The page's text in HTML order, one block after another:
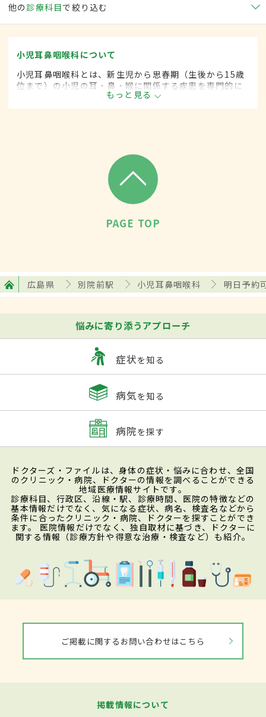
他の 診療科目で絞り込む
小児耳鼻咽喉科について
小児耳鼻咽喉科とは、新生児から思春期（生後から15歳
位まで）の小児の耳・鼻・喉に関係する疾患を専門的に
もっと見る
PAGE TOP
広島県 別院前駅 小児耳鼻咽喉科 明日予約
悩みに寄り添うアプローチ
症状を知る
病気を知る
病院を探す
ドクターズ・ファイルは、身体の症状・悩みに合わせ、全国
のクリニック・病院、ドクターの情報を調べることができる
地域医療情報サイトです。
診療科目、行政区、沿線・駅、診療時間、医院の特徴などの
基本情報だけでなく、気になる症状、病名、検査名などから
条件に合ったクリニック・病院、ドクターを探すことができ
ます。 医院情報だけでなく、独自取材に基づき、ドクターに
関する情報（診療方針や得意な治療・検査など）も紹介。
ご掲載に関するお問い合わせはこちら
掲載情報について